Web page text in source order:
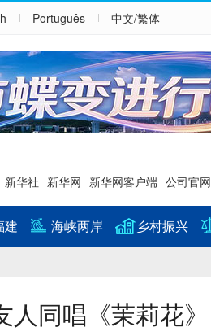
Português 中文/繁体
新华社 新华网 新华网客户端 公司官网
建 海峡两岸 乡村振兴
人同唱《茉莉花》